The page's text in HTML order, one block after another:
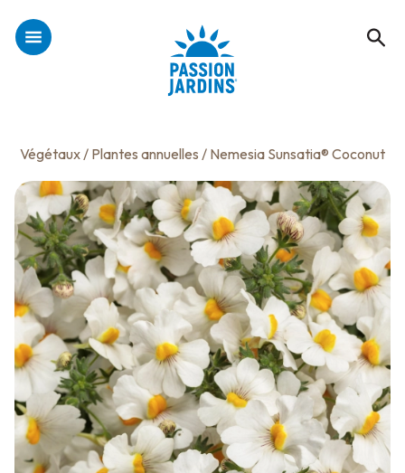
Végétaux/ Plantes annuelles / Nemesia Sunsatia® Coconut